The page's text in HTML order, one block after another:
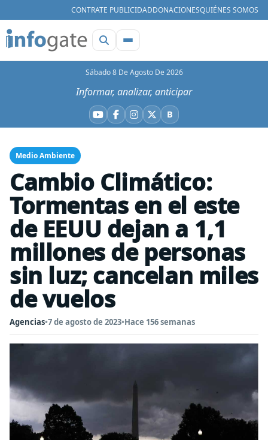
CONTRATE PUBLICIDADDONACIONESQUIÉNES SOMOS
Sábado 8 De Agosto De 2026
Informar, analizar, anticipar
YouTube
Facebook
Instagram
X BBluesky
Medio Ambiente
Cambio Climático:
Tormentas en el este
de EEUU dejan a 1,1
millones de personas
sin luz; cancelan miles
de vuelos
Agencias•7 de agosto de 2023•Hace 156 semanas